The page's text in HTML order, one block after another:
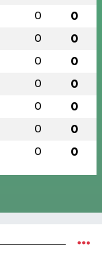
0 0
0 0
0 0
0 0
0 0
0 0
0 0